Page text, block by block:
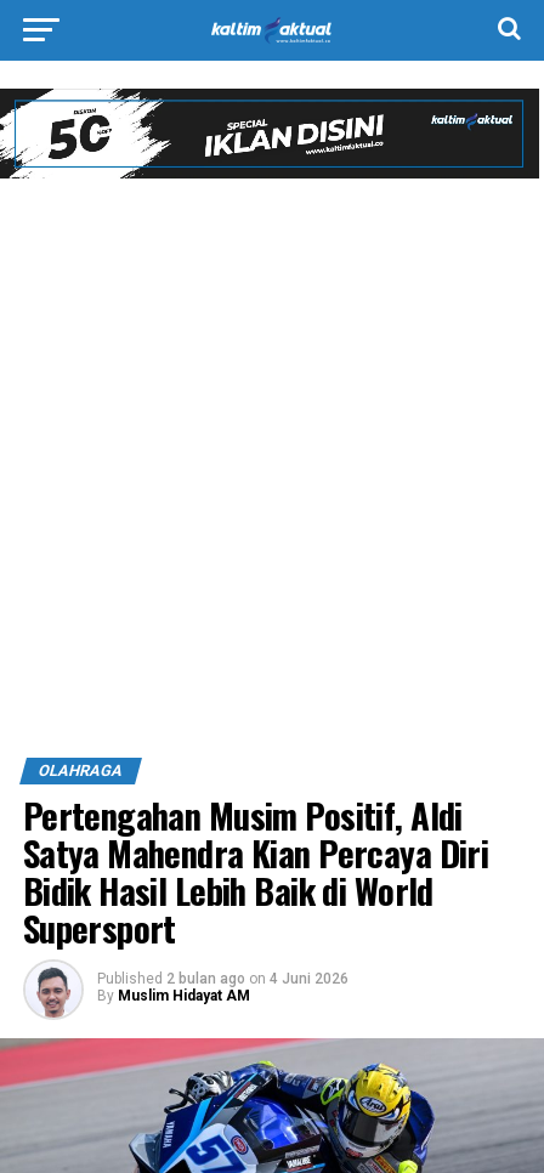
OLAHRAGA
Pertengahan Musim Positif, Aldi
Satya Mahendra Kian Percaya Diri
Bidik Hasil Lebih Baik di World
Supersport
Published 2 bulan ago on 4 Juni 2026
By Muslim Hidayat AM